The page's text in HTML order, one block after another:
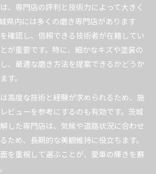
、専門店の評判と技術力によって大きく
県内には多くの磨き専門店があります
確認し、信頼できる技術者が在籍してい
が重要です。特に、細かなキズや塗装の
、最適な磨き方法を提案できるかどうか
す。
高度な技術と経験が求められるため、施
ビューを参考にするのも有効です。茨城
した専門店は、気候や道路状況に合わせ
ため、長期的な美観維持に役立ちます。
を重視して選ぶことが、愛車の輝きを蘇